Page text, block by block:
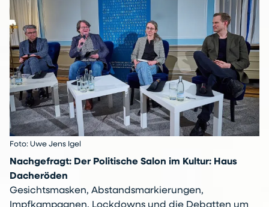
Foto: Uwe Jens Igel
Nachgefragt: Der Politische Salon im Kultur: Haus
Dacheröden
Gesichtsmasken, Abstandsmarkierungen,